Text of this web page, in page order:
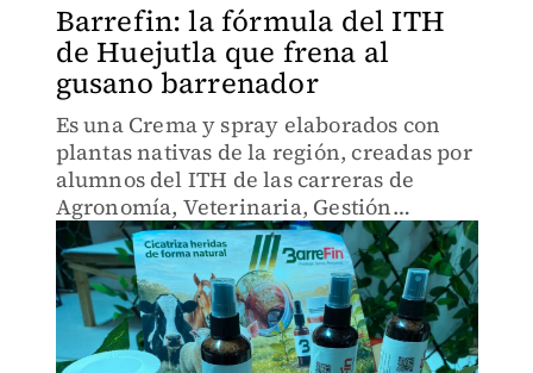
Barrefin: la fórmula del ITH
de Huejutla que frena al
gusano barrenador
Es una Crema y spray elaborados con
plantas nativas de la región, creadas por
alumnos del ITH de las carreras de
Agronomía, Veterinaria, Gestión
Empresarial y Ciberseguridad